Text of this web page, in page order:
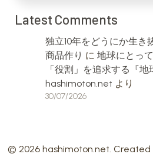
Latest Comments
独立10年をどうにか生き
商品作り に 地球にとっ
「役割」を追求する『
hashimoton.net より
30/07/2026
© 2026 hashimoton.net. Created